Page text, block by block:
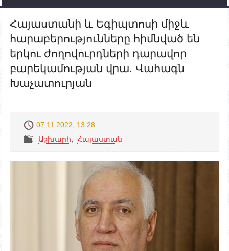
Հայաստանի և Եգիպտոսի միջև
հարաբերությունները հիմնված են
երկու ժողովուրդների դարավոր
բարեկամության վրա. Վահագն
Խաչատուրյան
07.11.2022, 13:28
Աշխարհ
Հայաստան